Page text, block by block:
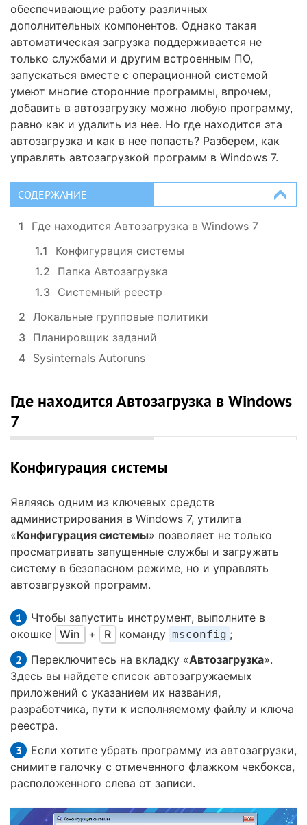
обеспечивающие работу различных
дополнительных компонентов. Однако такая
автоматическая загрузка поддерживается не
только службами и другим встроенным ПО,
запускаться вместе с операционной системой
умеют многие сторонние программы, впрочем,
добавить в автозагрузку можно любую программу,
равно как и удалить из нее. Но где находится эта
автозагрузка и как в нее попасть? Разберем, как
управлять автозагрузкой программ в Windows 7.
СОДЕРЖАНИЕ
1
Где находится Автозагрузка в Windows 7
1.1
Конфигурация системы
1.2
Папка Автозагрузка
1.3 Системный реестр
2 Локальные групповые политики
3 Планировщик заданий
4 Sysinternals Autoruns
Где находится Автозагрузка в Windows
7
Конфигурация системы
Являясь одним из ключевых средств
администрирования в Windows 7, утилита
«Конфигурация системы» позволяет не только
просматривать запущенные службы и загружать
систему в безопасном режиме, но и управлять
автозагрузкой программ.
Чтобы запустить инструмент, выполните в
окошке Win + R команду msconfig ;
Переключитесь на вкладку «Автозагрузка».
Здесь вы найдете список автозагружаемых
приложений с указанием их названия,
разработчика, пути к исполняемому файлу и ключа
реестра.
Если хотите убрать программу из автозагрузки,
снимите галочку с отмеченного флажком чекбокса,
расположенного слева от записи.